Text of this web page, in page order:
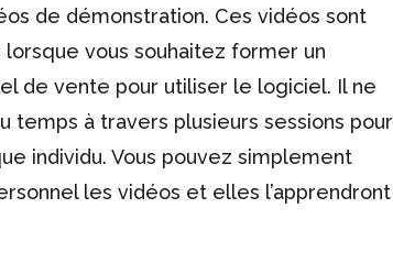
de démonstration. Ces vidéos sont
vous souhaitez former un
de vente pour utiliser le logiciel. Il ne
temps à travers plusieurs sessions pour
individu. Vous pouvez simplement
les vidéos et elles l’apprendront